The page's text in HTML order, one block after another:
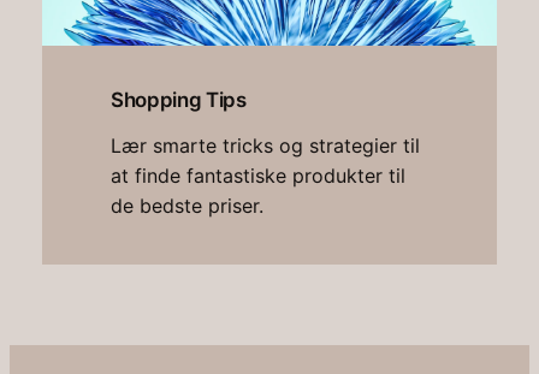
Shopping Tips
Lær smarte tricks og strategier til
at finde fantastiske produkter til
de bedste priser.